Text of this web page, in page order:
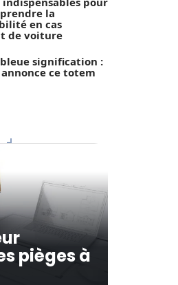
la
en cas
de voiture
signification :
ce totem
pièges à